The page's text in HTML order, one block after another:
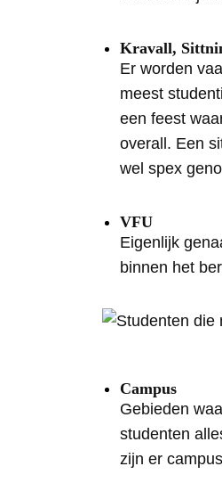
Kravall,
Er worden
meest
een feest
overall. Een
wel spex
VFU
Eigenlijk
binnen het
Campus
Gebieden
studenten
zijn er